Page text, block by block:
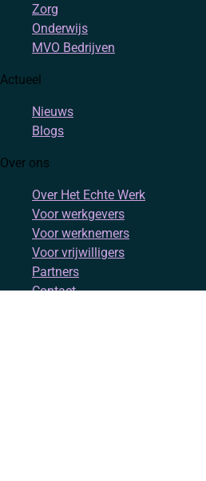
Zorg
Onderwijs
MVO Bedrijven
Actueel
Nieuws
Blogs
Over ons
Over Het Echte Werk
Voor werkgevers
Voor werknemers
Voor vrijwilligers
Partners
Contact